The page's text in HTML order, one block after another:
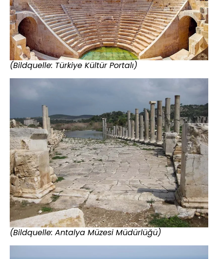
(Bildquelle: Türkiye Kültür Portalı)
(Bildquelle: Antalya Müzesi Müdürlüğü)